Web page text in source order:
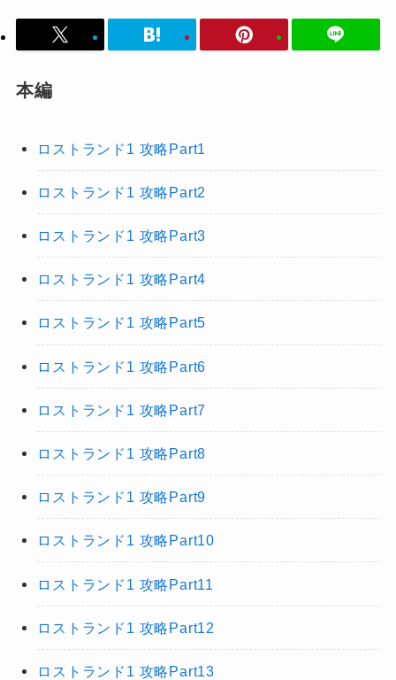
本編
ロストランド1 攻略Part1
ロストランド1 攻略Part2
ロストランド1 攻略Part3
ロストランド1 攻略Part4
ロストランド1 攻略Part5
ロストランド1 攻略Part6
ロストランド1 攻略Part7
ロストランド1 攻略Part8
ロストランド1 攻略Part9
ロストランド1 攻略Part10
ロストランド1 攻略Part11
ロストランド1 攻略Part12
ロストランド1 攻略Part13